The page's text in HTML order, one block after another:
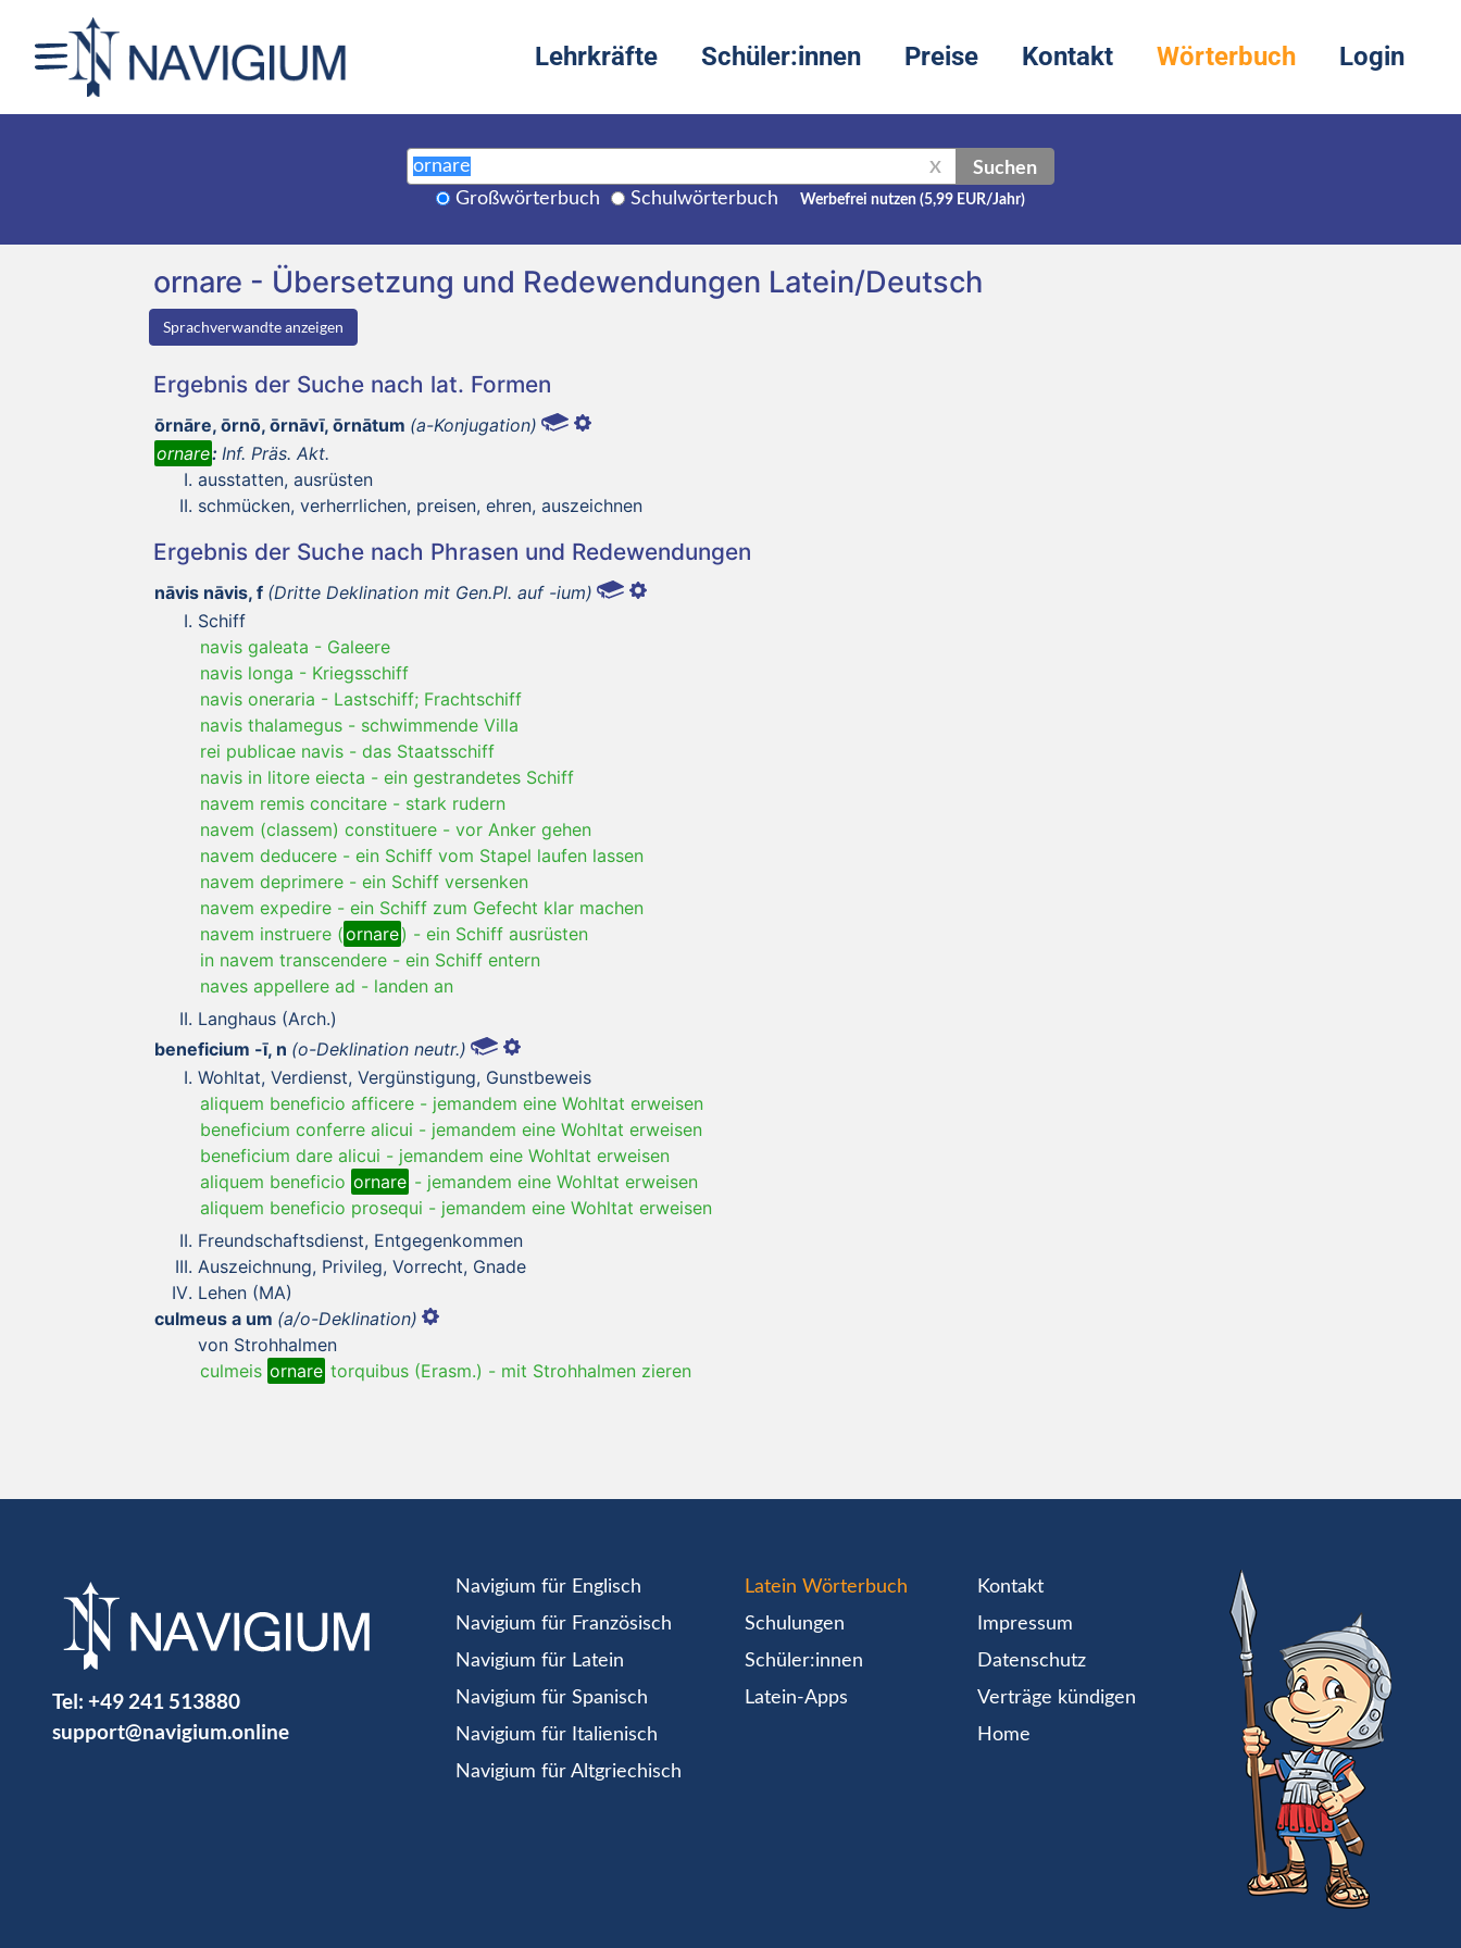
Lehrkräfte Schüler:innen Preise Kontakt Wörterbuch Login
X Suchen
Großwörterbuch Schulwörterbuch Werbefrei nutzen (5,99 EUR/Jahr)
ornare - Übersetzung und Redewendungen Latein/Deutsch
Sprachverwandte anzeigen
Ergebnis der Suche nach lat. Formen
ōrnāre, ōrnō, ōrnāvī, ōrnātum (a-Konjugation)
ornare: Inf. Präs. Akt.
ausstatten, ausrüsten
schmücken, verherrlichen, preisen, ehren, auszeichnen
Ergebnis der Suche nach Phrasen und Redewendungen
nāvis nāvis, f (Dritte Deklination mit Gen.Pl. auf -ium)
Schiff
navis galeata - Galeere
navis longa - Kriegsschiff
navis oneraria - Lastschiff; Frachtschiff
navis thalamegus - schwimmende Villa
rei publicae navis - das Staatsschiff
navis in litore eiecta - ein gestrandetes Schiff
navem remis concitare - stark rudern
navem (classem) constituere - vor Anker gehen
navem deducere - ein Schiff vom Stapel laufen lassen
navem deprimere - ein Schiff versenken
navem expedire - ein Schiff zum Gefecht klar machen
navem instruere (ornare) - ein Schiff ausrüsten
in navem transcendere - ein Schiff entern
naves appellere ad - landen an
Langhaus (Arch.)
beneficium -ī, n (o-Deklination neutr.)
Wohltat, Verdienst, Vergünstigung, Gunstbeweis
aliquem beneficio afficere - jemandem eine Wohltat erweisen
beneficium conferre alicui - jemandem eine Wohltat erweisen
beneficium dare alicui - jemandem eine Wohltat erweisen
aliquem beneficio ornare - jemandem eine Wohltat erweisen
aliquem beneficio prosequi - jemandem eine Wohltat erweisen
Freundschaftsdienst, Entgegenkommen
Auszeichnung, Privileg, Vorrecht, Gnade
Lehen (MA)
culmeus a um (a/o-Deklination)
von Strohhalmen
culmeis ornare torquibus (Erasm.) - mit Strohhalmen zieren
Tel: +49 241 513880
support@navigium.online
Navigium für Englisch
Navigium für Französisch
Navigium für Latein
Navigium für Spanisch
Navigium für Italienisch
Navigium für Altgriechisch
Latein Wörterbuch
Schulungen
Schüler:innen
Latein-Apps
Kontakt
Impressum
Datenschutz
Verträge kündigen
Home